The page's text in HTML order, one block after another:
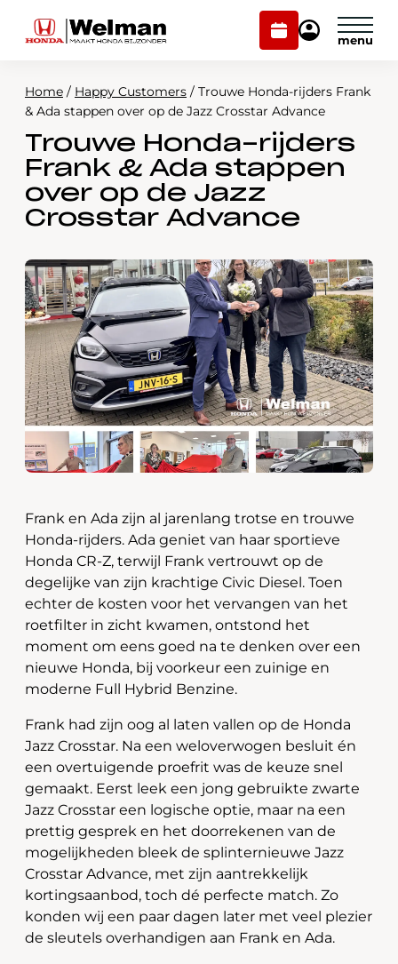
Plan
onderhoud
Mijn
Modellen
Voorraad
Onderhoud en service
Webshop
Contact
Plan onderhoud
Mijn Honda Welman
Home / Happy Customers / Trouwe Honda-rijders Frank
& Ada stappen over op de Jazz Crosstar Advance
Trouwe Honda-rijders
Frank & Ada stappen
over op de Jazz
Crosstar Advance
Frank en Ada zijn al jarenlang trotse en trouwe
Honda-rijders. Ada geniet van haar sportieve
Honda CR-Z, terwijl Frank vertrouwt op de
degelijke van zijn krachtige Civic Diesel. Toen
echter de kosten voor het vervangen van het
roetfilter in zicht kwamen, ontstond het
moment om eens goed na te denken over een
nieuwe Honda, bij voorkeur een zuinige en
moderne Full Hybrid Benzine.
Frank had zijn oog al laten vallen op de Honda
Jazz Crosstar. Na een weloverwogen besluit én
een overtuigende proefrit was de keuze snel
gemaakt. Eerst leek een jong gebruikte zwarte
Jazz Crosstar een logische optie, maar na een
prettig gesprek en het doorrekenen van de
mogelijkheden bleek de splinternieuwe Jazz
Crosstar Advance, met zijn aantrekkelijk
kortingsaanbod, toch dé perfecte match. Zo
konden wij een paar dagen later met veel plezier
de sleutels overhandigen aan Frank en Ada.